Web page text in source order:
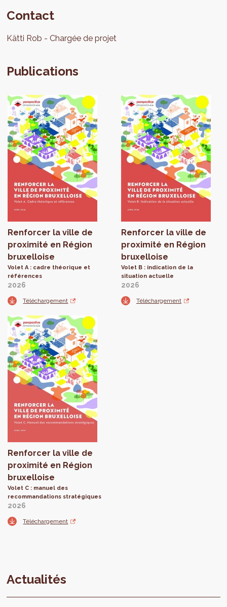
Contact
Kätti Rob Chargée de projet
Publications
Renforcer la ville de
proximité en Région
bruxelloise
Volet A : cadre théorique et
références
2026
Téléchargement
Renforcer la ville de
proximité en Région
bruxelloise
Volet B : indication de la
situation actuelle
2026
Téléchargement
Renforcer la ville de
proximité en Région
bruxelloise
Volet C : manuel des
recommandations stratégiques
2026
Téléchargement
Actualités